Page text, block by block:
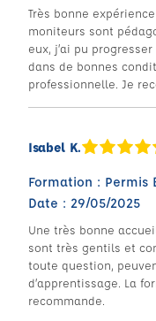
Très bonne
moniteurs sont
eux, j’ai pu
dans de bonnes
professionnelle. Je
Isabel K.
Formation : Permis
Date : 29/05/2025
Une très bonne
sont très gentils et
toute question,
d’apprentissage. La
recommande.